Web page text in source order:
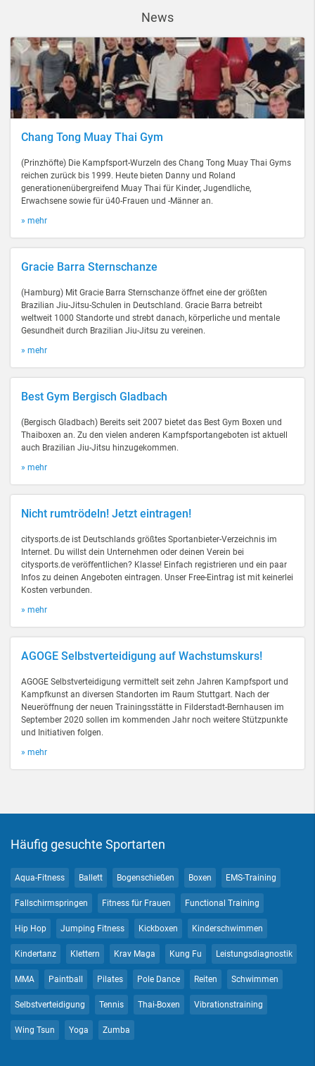
News
Chang Tong Muay Thai Gym
(Prinzhöfte) Die Kampfsport-Wurzeln des Chang Tong Muay Thai Gyms
reichen zurück bis 1999. Heute bieten Danny und Roland
generationenübergreifend Muay Thai für Kinder, Jugendliche,
Erwachsene sowie für ü40-Frauen und -Männer an.
» mehr
Gracie Barra Sternschanze
(Hamburg) Mit Gracie Barra Sternschanze öffnet eine der größten
Brazilian Jiu-Jitsu-Schulen in Deutschland. Gracie Barra betreibt
weltweit 1000 Standorte und strebt danach, körperliche und mentale
Gesundheit durch Brazilian Jiu-Jitsu zu vereinen.
» mehr
Best Gym Bergisch Gladbach
(Bergisch Gladbach) Bereits seit 2007 bietet das Best Gym Boxen und
Thaiboxen an. Zu den vielen anderen Kampfsportangeboten ist aktuell
auch Brazilian Jiu-Jitsu hinzugekommen.
» mehr
Nicht rumtrödeln! Jetzt eintragen!
citysports.de ist Deutschlands größtes Sportanbieter-Verzeichnis im
Internet. Du willst dein Unternehmen oder deinen Verein bei
citysports.de veröffentlichen? Klasse! Einfach registrieren und ein paar
Infos zu deinen Angeboten eintragen. Unser Free-Eintrag ist mit keinerlei
Kosten verbunden.
» mehr
AGOGE Selbstverteidigung auf Wachstumskurs!
AGOGE Selbstverteidigung vermittelt seit zehn Jahren Kampfsport und
Kampfkunst an diversen Standorten im Raum Stuttgart. Nach der
Neueröffnung der neuen Trainingsstätte in Filderstadt-Bernhausen im
September 2020 sollen im kommenden Jahr noch weitere Stützpunkte
und Initiativen folgen.
» mehr
Häufig gesuchte Sportarten
Aqua-Fitness Ballett Bogenschießen Boxen EMS-Training
Fallschirmspringen Fitness für Frauen Functional Training
Hip Hop Jumping Fitness Kickboxen Kinderschwimmen
Kindertanz Klettern Krav Maga Kung Fu Leistungsdiagnostik
MMA Paintball Pilates Pole Dance Reiten Schwimmen
Selbstverteidigung Tennis Thai-Boxen Vibrationstraining
Wing Tsun Yoga Zumba